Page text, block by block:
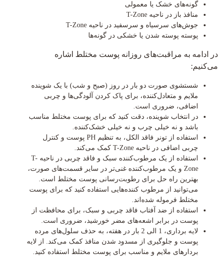
گونه‌های خشک یا معمولی
منافذ باز در ناحیه T-Zone
جوش‌های سرسیاه و سرسفید در ناحیه T-Zone
پوسته پوسته شدن یا خشکی در گونه‌ها
در ادامه به مراقبت‌های روزانه پوست مختلط اشاره
می‌کنیم:
شستشوی صورت دو بار در روز (صبح و شب) با یک شوینده
ملایم و متعادل‌کننده، برای پاک کردن آلودگی‌ها و چربی
اضافی، ضروری است.
در انتخاب شوینده، دقت کنید که برای پوست مختلط مناسب
باشد و نه خیلی چرب و نه خیلی خشک‌کننده.
استفاده از تونر فاقد الکل، به تنظیم PH پوست و کنترل
چربی اضافی در ناحیه T-Zone کمک می‌کند.
استفاده از یک مرطوب‌کننده سبک و فاقد چربی در ناحیه T-
Zone و یک مرطوب‌کننده غنی‌تر در سایر قسمت‌های صورت،
بهترین راه حل برای رطوبت‌رسانی پوست مختلط است.
می‌توانید از مرطوب‌ کننده‌هایی استفاده کنید که برای پوست
مختلط فرموله شده‌اند.
استفاده از ضد آفتاب فاقد چربی و سبک، برای محافظت از
پوست در برابر اشعه‌های مضر خورشید، ضروری است.
لایه برداری، 1 الی 2 بار در هفته، به حذف سلول‌های مرده
پوست و جلوگیری از مسدود شدن منافذ کمک می‌کند. از لایه
بردارهای ملایم و مناسب برای پوست مختلط استفاده کنید.